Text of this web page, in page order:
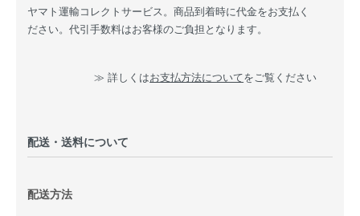
ヤマト運輸コレクトサービス。商品到着時に代金をお支払く
ださい。代引手数料はお客様のご負担となります。
≫ 詳しくはお支払方法についてをご覧ください
配送・送料について
配送方法